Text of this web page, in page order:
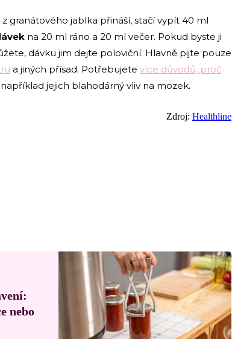
granátového jablka přináší, stačí vypít 40 ml
na 20 ml ráno a 20 ml večer. Pokud byste ji
dávku jim dejte poloviční. Hlavně pijte pouze
a jiných přísad. Potřebujete více důvodů, proč
jejich blahodárný vliv na mozek.
Zdroj: Healthline
nebo